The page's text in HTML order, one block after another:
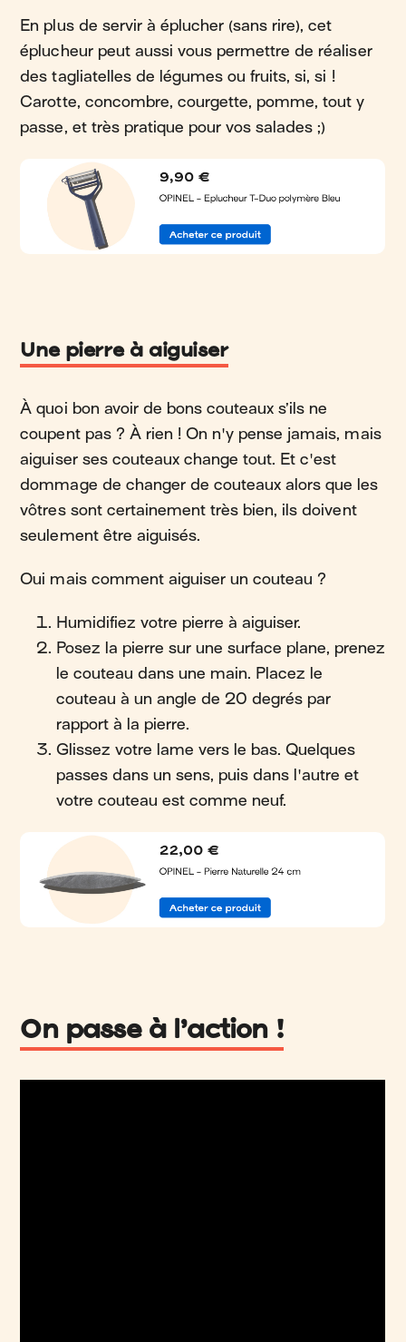
En plus de servir à éplucher (sans rire), cet
éplucheur peut aussi vous permettre de réaliser
des tagliatelles de légumes ou fruits, si, si !
Carotte, concombre, courgette, pomme, tout y
passe, et très pratique pour vos salades ;)
Une pierre à aiguiser
À quoi bon avoir de bons couteaux s’ils ne
coupent pas ? À rien ! On n'y pense jamais, mais
aiguiser ses couteaux change tout. Et c'est
dommage de changer de couteaux alors que les
vôtres sont certainement très bien, ils doivent
seulement être aiguisés.
Oui mais comment aiguiser un couteau ?
Humidifiez votre pierre à aiguiser.
Posez la pierre sur une surface plane, prenez
le couteau dans une main. Placez le
couteau à un angle de 20 degrés par
rapport à la pierre.
Glissez votre lame vers le bas. Quelques
passes dans un sens, puis dans l'autre et
votre couteau est comme neuf.
On passe à l’action !